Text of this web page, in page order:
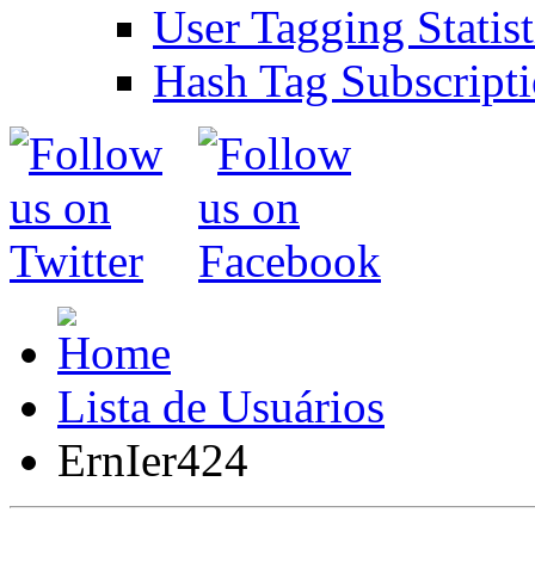
User Tagging
Hash Tag
Lista de Usuários
ErnIer424